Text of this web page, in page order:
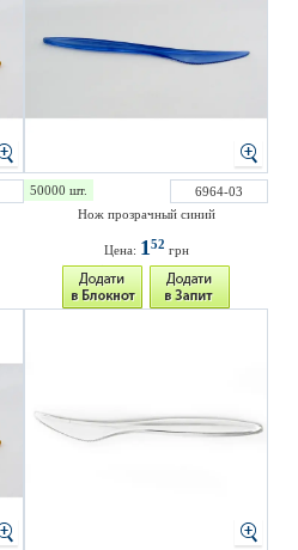
50000 шт.
6964-03
Нож прозрачный синий
Цена: 152 грн